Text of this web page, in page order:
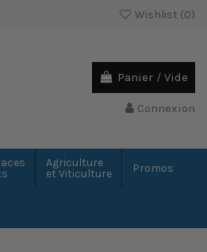
Wishlist (0)
Panier / Vide
Connexion
Agriculture
et Viticulture
Promos